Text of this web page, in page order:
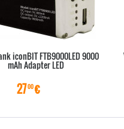
iconBIT FTB9000LED 9000
mAh Adapter LED
2700€